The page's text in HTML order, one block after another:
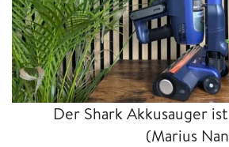
Der Shark Akkusauger
(Marius